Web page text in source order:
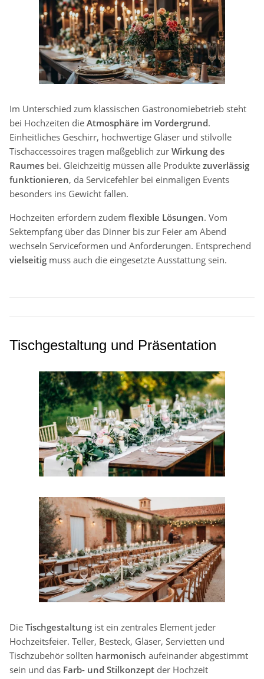
Im Unterschied zum klassischen Gastronomiebetrieb steht
bei Hochzeiten die Atmosphäre im Vordergrund.
Einheitliches Geschirr, hochwertige Gläser und stilvolle
Tischaccessoires tragen maßgeblich zur Wirkung des
Raumes bei. Gleichzeitig müssen alle Produkte zuverlässig
funktionieren, da Servicefehler bei einmaligen Events
besonders ins Gewicht fallen.
Hochzeiten erfordern zudem flexible Lösungen. Vom
Sektempfang über das Dinner bis zur Feier am Abend
wechseln Serviceformen und Anforderungen. Entsprechend
vielseitig muss auch die eingesetzte Ausstattung sein.
Tischgestaltung und Präsentation
Die Tischgestaltung ist ein zentrales Element jeder
Hochzeitsfeier. Teller, Besteck, Gläser, Servietten und
Tischzubehör sollten harmonisch aufeinander abgestimmt
sein und das Farb- und Stilkonzept der Hochzeit